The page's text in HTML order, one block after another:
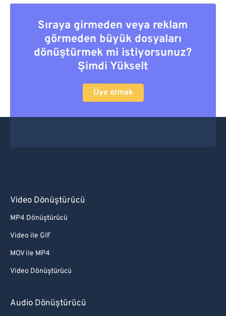
Sıraya girmeden veya reklam
görmeden büyük dosyaları
dönüştürmek mi istiyorsunuz?
Şimdi Yükselt
Üye olmak
Video Dönüştürücü
MP4 Dönüştürücü
Video ile GIF
MOV ile MP4
Video Dönüştürücü
Audio Dönüştürücü